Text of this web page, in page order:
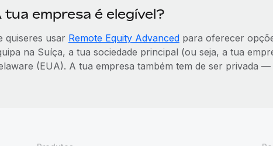
tua empresa é elegível?
quiseres usar Remote Equity Advancedpara oferecer
na Suíça, a tua sociedade principal (ou seja, a tua
(EUA). A tua empresa também tem de ser privada